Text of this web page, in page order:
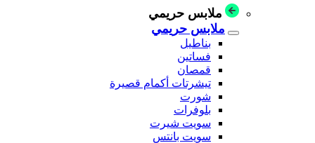
ملابس حريمي
ملابس حريمي
بناطيل
فساتين
قمصان
تيشرتات أكمام قصيرة
شورت
بلوفرات
سويت شيرت
سويت بانتس